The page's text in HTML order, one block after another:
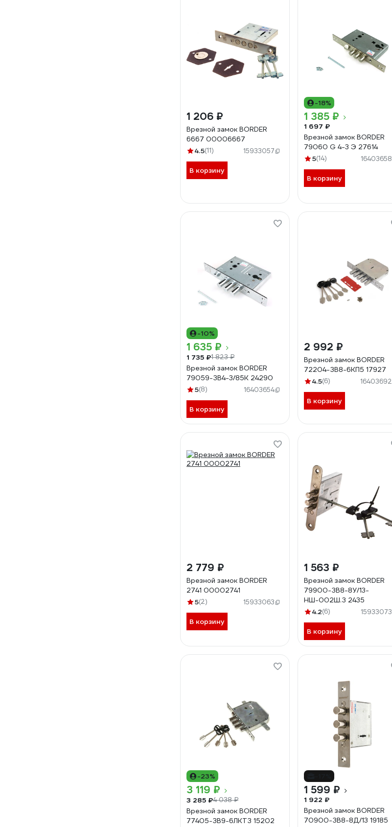
1 206 ₽
Врезной замок BORDER
6667 00006667
4.5(11) 15933057
В корзину
-18%
1 385 ₽
1 697 ₽
Врезной замок BORDER
79060 G 4-3 Э 27614
5(14) 16403658
В корзину
-10%
1 635 ₽
1 735 ₽1 823 ₽
Врезной замок BORDER
79059-ЗВ4-3/85К 24290
5(8) 16403654
В корзину
2 992 ₽
Врезной замок BORDER
72204-ЗВ8-6КП5 17927
4.5(6) 16403692
В корзину
2 779 ₽
Врезной замок BORDER
2741 00002741
5(2) 15933063
В корзину
1 563 ₽
Врезной замок BORDER
79900-ЗВ8-8У/13-
НШ-002Ш.З 2435
4.2(6) 15933073
В корзину
-23%
3 119 ₽
3 285 ₽4 038 ₽
Врезной замок BORDER
77405-ЗВ9-6ЛКТЗ 15202
1 599 ₽
1 922 ₽
Врезной замок BORDER
70900-ЗВ8-8Д/13 19185